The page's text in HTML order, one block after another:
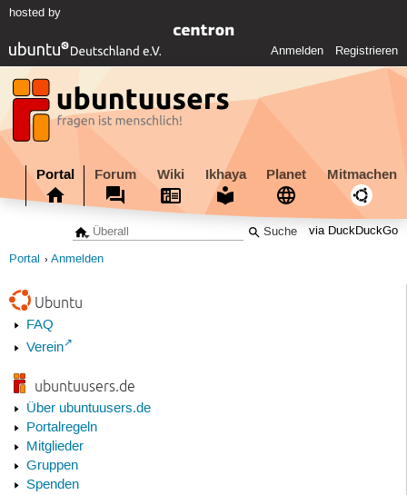
hosted by
Anmelden Registrieren
Portal Forum Wiki Ikhaya Planet Mitmachen
via DuckDuckGo
Portal Anmelden
Ubuntu
FAQ
Verein
ubuntuusers.de
Über ubuntuusers.de
Portalregeln
Mitglieder
Gruppen
Spenden